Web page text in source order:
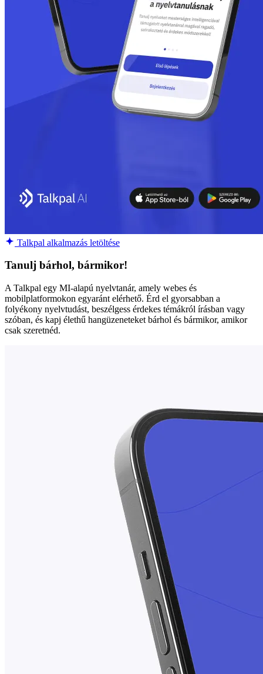
Talkpal alkalmazás letöltése
Tanulj bárhol, bármikor!
A Talkpal egy MI-alapú nyelvtanár, amely webes és
mobilplatformokon egyaránt elérhető. Érd el gyorsabban a
folyékony nyelvtudást, beszélgess érdekes témákról írásban vagy
szóban, és kapj élethű hangüzeneteket bárhol és bármikor, amikor
csak szeretnéd.